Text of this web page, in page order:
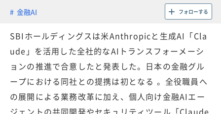
金融AI フォローする
SBIホールディングスは米Anthropicと生成AI「Cla
ude」を活用した全社的なAIトランスフォーメーシ
ョンの推進で合意したと発表した。日本の金融グル
ープにおける同社との提携は初となる 。全役職員へ
の展開による業務改革に加え、個人向け金融AIエー